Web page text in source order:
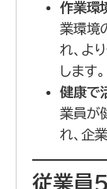
作業環
業環境
れ、よ
します。
健康で
業員が
れ、企
従業員